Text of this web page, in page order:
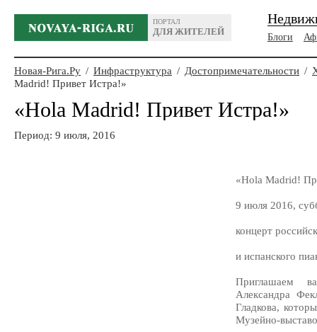
ПОРТАЛ
ДЛЯ ЖИТЕЛЕЙ
Блоги
Новая-Рига.Ру / Инфраструктура / Достопримечательности /
Madrid! Привет Истра!»
«Hola Madrid! Привет Истра!»
Период: 9 июля, 2016
«Hola Madrid!
9 июля 2016,
концерт
и испанского
Приглашаем
Александра
Гладкова,
Музейно-